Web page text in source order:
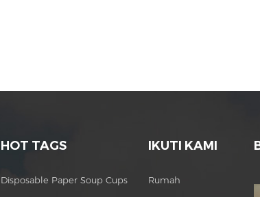
HOT TAGS
Disposable Paper Soup Cups
IKUTI KAMI
Rumah